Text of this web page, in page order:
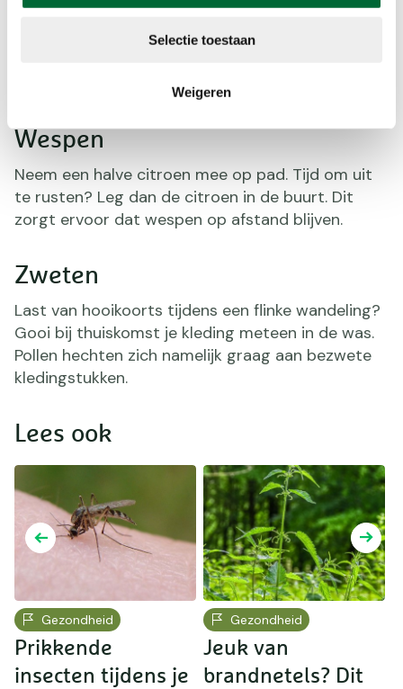
Selectie toestaan
Weigeren
thuiskomst een plakje ingelegde augurk of een
zorgt ervoor dat de pijn afneemt.
Wespen
Neem een halve citroen mee op pad. Tijd om uit
te rusten? Leg dan de citroen in de buurt. Dit
zorgt ervoor dat wespen op afstand blijven.
Zweten
Last van hooikoorts tijdens een flinke wandeling?
Gooi bij thuiskomst je kleding meteen in de was.
Pollen hechten zich namelijk graag aan bezwete
kledingstukken.
Lees ook
Gezondheid
Prikkende
insecten tijdens je
Gezondheid
Jeuk van
brandnetels? Dit